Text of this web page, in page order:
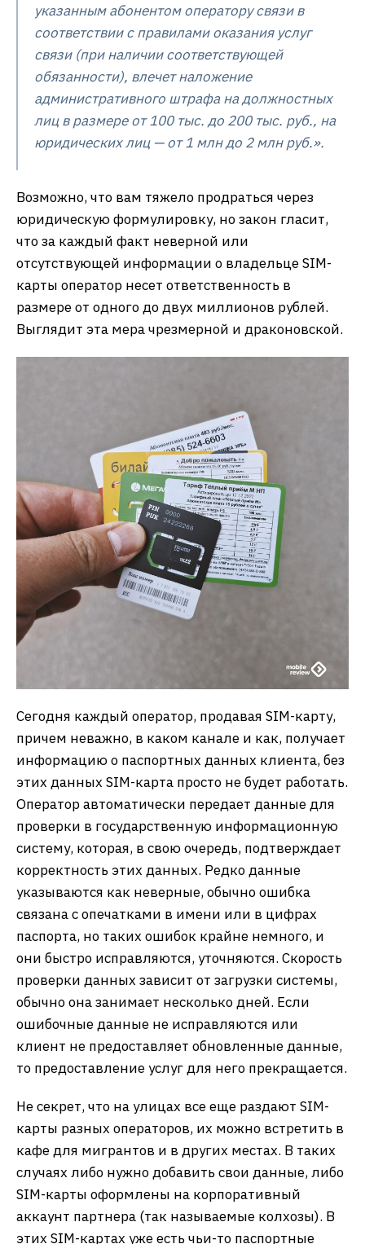
указанным абонентом оператору связи в
соответствии с правилами оказания услуг
связи (при наличии соответствующей
обязанности), влечет наложение
административного штрафа на должностных
лиц в размере от 100 тыс. до 200 тыс. руб., на
юридических лиц — от 1 млн до 2 млн руб.».
Возможно, что вам тяжело продраться через
юридическую формулировку, но закон гласит,
что за каждый факт неверной или
отсутствующей информации о владельце SIM-
карты оператор несет ответственность в
размере от одного до двух миллионов рублей.
Выглядит эта мера чрезмерной и драконовской.
Сегодня каждый оператор, продавая SIM-карту,
причем неважно, в каком канале и как, получает
информацию о паспортных данных клиента, без
этих данных SIM-карта просто не будет работать.
Оператор автоматически передает данные для
проверки в государственную информационную
систему, которая, в свою очередь, подтверждает
корректность этих данных. Редко данные
указываются как неверные, обычно ошибка
связана с опечатками в имени или в цифрах
паспорта, но таких ошибок крайне немного, и
они быстро исправляются, уточняются. Скорость
проверки данных зависит от загрузки системы,
обычно она занимает несколько дней. Если
ошибочные данные не исправляются или
клиент не предоставляет обновленные данные,
то предоставление услуг для него прекращается.
Не секрет, что на улицах все еще раздают SIM-
карты разных операторов, их можно встретить в
кафе для мигрантов и в других местах. В таких
случаях либо нужно добавить свои данные, либо
SIM-карты оформлены на корпоративный
аккаунт партнера (так называемые колхозы). В
этих SIM-картах уже есть чьи-то паспортные